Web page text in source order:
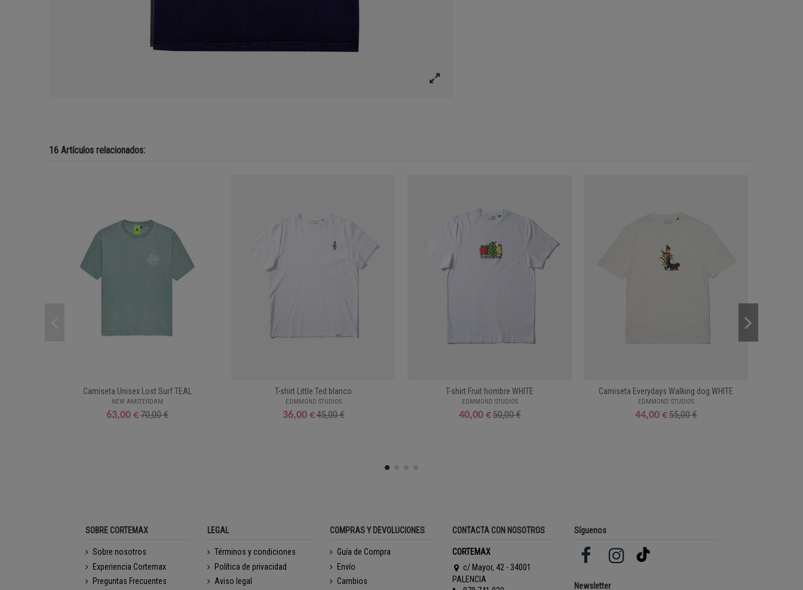
16 Artículos relacionados:
Camiseta Unisex Lost Surf TEAL
NEW AMSTERDAM
63,00 €70,00 €
T-shirt Little Ted blanco
EDMMOND STUDIOS
36,00 €45,00 €
T-shirt Fruit hombre WHITE
EDMMOND STUDIOS
40,00 €50,00 €
Camiseta Everydays Walking dog WHITE
EDMMOND STUDIOS
44,00 €55,00 €
SOBRE CORTEMAX
Sobre nosotros
Experiencia Cortemax
Preguntas Frecuentes
LEGAL
Términos y condiciones
Política de privacidad
Aviso legal
COMPRAS Y DEVOLUCIONES
Guía de Compra
Envío
Cambios
CONTACTA CON NOSOTROS
CORTEMAX
c/ Mayor, 42 - 34001
PALENCIA
Síguenos
Newsletter